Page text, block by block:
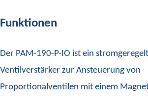
Funktionen
Der PAM-190-P-IO ist ein
Ventilverstärker zur Ansteuerung von
Proportionalventilen mit einem